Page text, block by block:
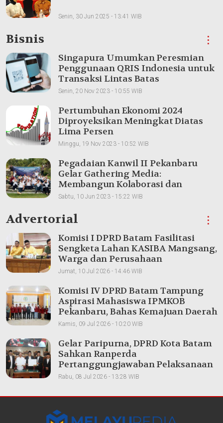
Senin, 30 Jun 2025 - 13:41 WIB
Bisnis ⋮
Singapura Umumkan Peresmian
Penggunaan QRIS Indonesia untuk
Transaksi Lintas Batas
Senin, 20 Nov 2023 - 10:55 WIB
Pertumbuhan Ekonomi 2024
Diproyeksikan Meningkat Diatas
Lima Persen
Minggu, 19 Nov 2023 - 10:52 WIB
Pegadaian Kanwil II Pekanbaru
Gelar Gathering Media:
Membangun Kolaborasi dan
Meningkatkan Pemahaman Produk
Sabtu, 10 Jun 2023 - 15:22 WIB
Advertorial ⋮
Komisi I DPRD Batam Fasilitasi
Sengketa Lahan KASIBA Mangsang,
Warga dan Perusahaan
Dipertemukan
Jumat, 10 Jul 2026 - 14:46 WIB
Komisi IV DPRD Batam Tampung
Aspirasi Mahasiswa IPMKOB
Pekanbaru, Bahas Kemajuan Daerah
Kamis, 09 Jul 2026 - 10:20 WIB
Gelar Paripurna, DPRD Kota Batam
Sahkan Ranperda
Pertanggungjawaban Pelaksanaan
APBD 2025
Rabu, 08 Jul 2026 - 13:28 WIB